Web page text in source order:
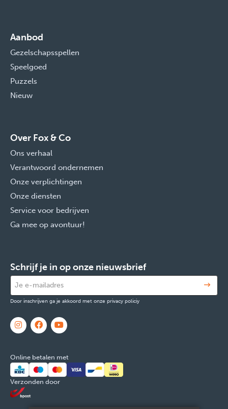
Aanbod
Gezelschapsspellen
Speelgoed
Puzzels
Nieuw
Over Fox & Co
Ons verhaal
Verantwoord ondernemen
Onze verplichtingen
Onze diensten
Service voor bedrijven
Ga mee op avontuur!
Schrijf je in op onze nieuwsbrief
Door inschrijven ga je akkoord met onze privacy policiy
Online betalen met
Verzonden door